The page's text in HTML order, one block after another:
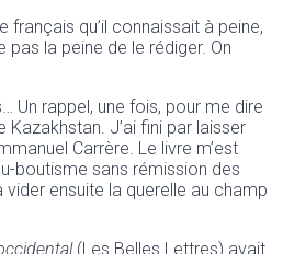
qu’il connaissait à peine,
la peine de le rédiger. On
Un rappel, une fois, pour me dire
Kazakhstan. J’ai fini par laisser
Carrère. Le livre m’est
boutisme sans rémission des
ensuite la querelle au champ
(Les Belles Lettres) avait